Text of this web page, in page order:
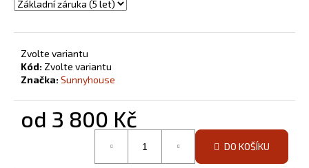
Zvolte variantu
Kód: Zvolte variantu
Značka:Sunnyhouse
od 3 800 Kč
DO KOŠÍKU